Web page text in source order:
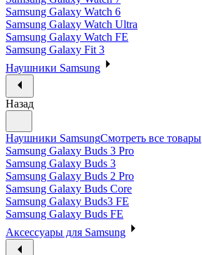
Samsung Galaxy Watch 6
Samsung Galaxy Watch Ultra
Samsung Galaxy Watch FE
Samsung Galaxy Fit 3
Наушники Samsung
Назад
Наушники SamsungСмотреть все товары
Samsung Galaxy Buds 3 Pro
Samsung Galaxy Buds 3
Samsung Galaxy Buds 2 Pro
Samsung Galaxy Buds Core
Samsung Galaxy Buds3 FE
Samsung Galaxy Buds FE
Аксессуары для Samsung